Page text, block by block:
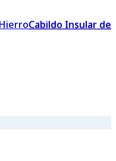
Cabildo Insular de